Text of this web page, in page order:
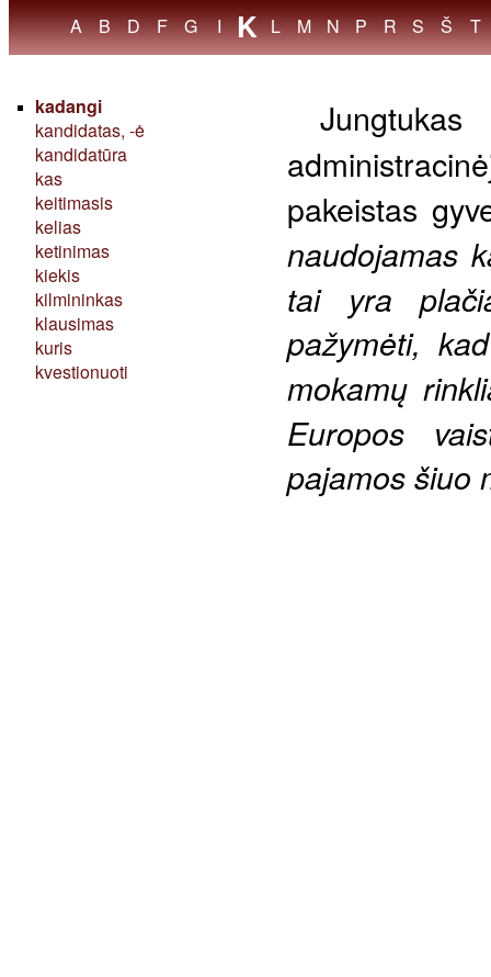
// A B D F G I K L M N P R S Š T
kadangi
kandidatas, -ė
kandidatūra
kas
keitimasis
kelias
ketinimas
kiekis
kilmininkas
klausimas
kuris
kvestionuoti
pakeistas
naudojamas
tai yra
pažymėti,
mokamų
Europos
pajamos šiuo